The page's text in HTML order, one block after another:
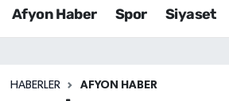
Afyon Haber Spor Siyaset
HABERLER AFYON HABER